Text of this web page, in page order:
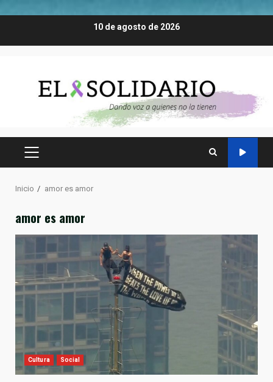
10 de agosto de 2026
MENÚ
Inicio amor es amor
amor es amor
Cultura Social